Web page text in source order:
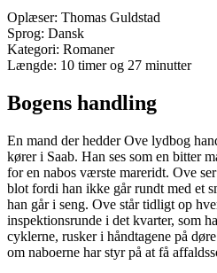
Oplæser: Thomas Guldstad
Sprog: Dansk
Kategori: Romaner
Længde: 10 timer og 27 minutter
Bogens handling
En mand der hedder Ove lydbog
kører i Saab. Han ses som en bitter
for en nabos værste mareridt. Ove
blot fordi han ikke går rundt med et
han går i seng. Ove står tidligt op
inspektionsrunde i det kvarter, som
cyklerne, rusker i håndtagene på
om naboerne har styr på at få